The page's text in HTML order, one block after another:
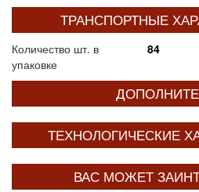
ТРАНСПОРТНЫЕ
Количество шт. в
упаковке
84
ТЕХНОЛОГИЧЕСКИЕ
ВАС МОЖЕТ